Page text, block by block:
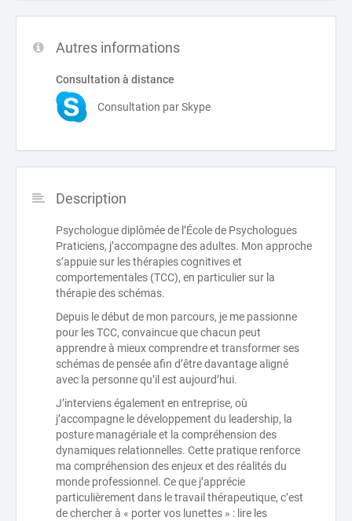
Autres informations
Consultation à distance
Consultation par Skype
Description
Psychologue diplômée de l’École de Psychologues
Praticiens, j’accompagne des adultes. Mon approche
s’appuie sur les thérapies cognitives et
comportementales (TCC), en particulier sur la
thérapie des schémas.
Depuis le début de mon parcours, je me passionne
pour les TCC, convaincue que chacun peut
apprendre à mieux comprendre et transformer ses
schémas de pensée afin d’être davantage aligné
avec la personne qu’il est aujourd’hui.
J’interviens également en entreprise, où
j’accompagne le développement du leadership, la
posture managériale et la compréhension des
dynamiques relationnelles. Cette pratique renforce
ma compréhension des enjeux et des réalités du
monde professionnel. Ce que j’apprécie
particulièrement dans le travail thérapeutique, c’est
de chercher à « porter vos lunettes » : lire les